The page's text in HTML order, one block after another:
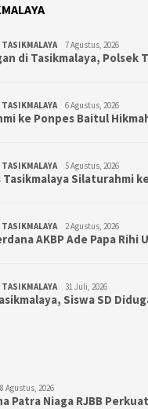
TASIKMALAYA 7 Agustus, 2026
di Tasikmalaya, Polsek
TASIKMALAYA 6 Agustus, 2026
ke Ponpes Baitul
TASIKMALAYA 5 Agustus, 2026
Tasikmalaya Silaturahmi
TASIKMALAYA 2 Agustus, 2026
AKBP Ade Papa Rihi
TASIKMALAYA 31 Juli, 2026
Siswa SD
8 Agustus, 2026
Patra Niaga RJBB